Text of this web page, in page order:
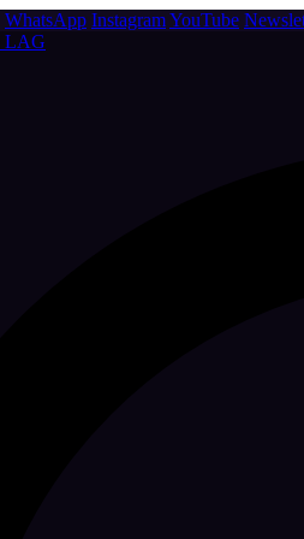
WhatsApp InstagramYouTube
LAG